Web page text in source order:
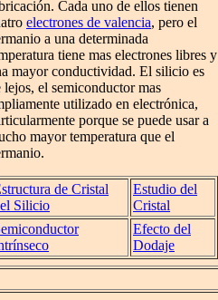
Cada uno de ellos tienen
electrones de valencia, pero el
a una determinada
tiene mas electrones libres y
mayor conductividad. El silicio es
lejos, el semiconductor mas
utilizado en electrónica,
porque se puede usar a
mayor temperatura que el
de Cristal
Silicio
Estudio del
Cristal
Efecto del
Dodaje